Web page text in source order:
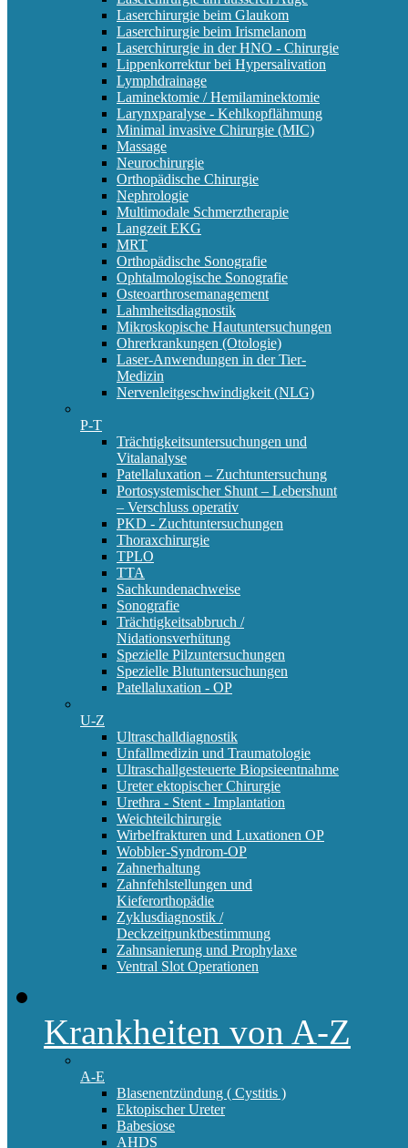
Laserchirurgie beim Glaukom
Laserchirurgie beim Irismelanom
Laserchirurgie in der HNO - Chirurgie
Lippenkorrektur bei Hypersalivation
Lymphdrainage
Laminektomie / Hemilaminektomie
Larynxparalyse - Kehlkopflähmung
Minimal invasive Chirurgie (MIC)
Massage
Neurochirurgie
Orthopädische Chirurgie
Nephrologie
Multimodale Schmerztherapie
Langzeit EKG
MRT
Orthopädische Sonografie
Ophtalmologische Sonografie
Osteoarthrosemanagement
Lahmheitsdiagnostik
Mikroskopische Hautuntersuchungen
Ohrerkrankungen (Otologie)
Laser-Anwendungen in der Tier-
Medizin
Nervenleitgeschwindigkeit (NLG)
P-T
Trächtigkeitsuntersuchungen und
Vitalanalyse
Patellaluxation – Zuchtuntersuchung
Portosystemischer Shunt – Lebershunt
– Verschluss operativ
PKD - Zuchtuntersuchungen
Thoraxchirurgie
TPLO
TTA
Sachkundenachweise
Sonografie
Trächtigkeitsabbruch /
Nidationsverhütung
Spezielle Pilzuntersuchungen
Spezielle Blutuntersuchungen
Patellaluxation - OP
U-Z
Ultraschalldiagnostik
Unfallmedizin und Traumatologie
Ultraschallgesteuerte Biopsieentnahme
Ureter ektopischer Chirurgie
Urethra - Stent - Implantation
Weichteilchirurgie
Wirbelfrakturen und Luxationen OP
Wobbler-Syndrom-OP
Zahnerhaltung
Zahnfehlstellungen und
Kieferorthopädie
Zyklusdiagnostik /
Deckzeitpunktbestimmung
Zahnsanierung und Prophylaxe
Ventral Slot Operationen
Krankheiten von A-Z
A-E
Blasenentzündung ( Cystitis )
Ektopischer Ureter
Babesiose
AHDS